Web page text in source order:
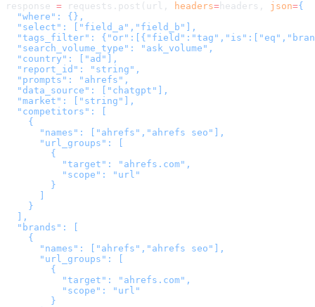
response = requests.post(url, headers= headers , json={
  "where": {},
  "select": ["field_a","field_b"],
"tags_filter":
  "search_volume_type": "ask_volume",
  "country": ["ad"],
  "report_id": "string",
  "prompts": "ahrefs",
  "data_source": ["chatgpt"],
  "market": ["string"],
  "competitors": [
    {
      "names": ["ahrefs","ahrefs seo"],
      "url_groups": [
        {
          "target": "ahrefs.com",
          "scope": "url"
        }
    }
  ],
  "brands": [
    {
      "names": ["ahrefs","ahrefs seo"],
      "url_groups": [
        {
          "target": "ahrefs.com",
          "scope": "url"
        }